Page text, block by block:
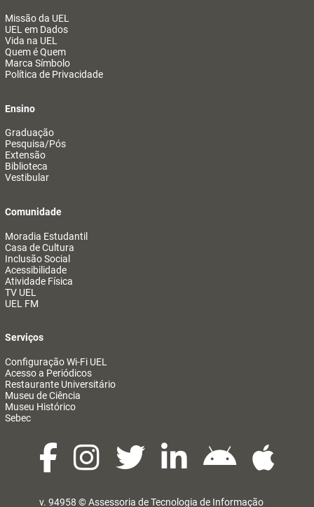
Missão da UEL
UEL em Dados
Vida na UEL
Quem é Quem
Marca Símbolo
Política de Privacidade
Ensino
Graduação
Pesquisa/Pós
Extensão
Biblioteca
Vestibular
Comunidade
Moradia Estudantil
Casa de Cultura
Inclusão Social
Acessibilidade
Atividade Física
TV UEL
UEL FM
Serviços
Configuração Wi-Fi UEL
Acesso a Periódicos
Restaurante Universitário
Museu de Ciência
Museu Histórico
Sebec
v. 94958 ©Assessoria de Tecnologia de Informação